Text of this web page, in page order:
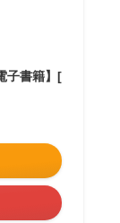
子書籍】[